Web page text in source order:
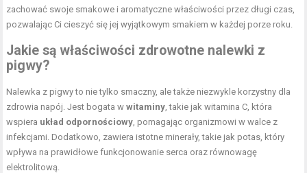
zachować swoje smakowe i aromatyczne właściwości przez długi czas,
pozwalając Ci cieszyć się jej wyjątkowym smakiem w każdej porze roku.
Jakie są właściwości zdrowotne nalewki z
pigwy?
Nalewka z pigwy to nie tylko smaczny, ale także niezwykle korzystny dla
zdrowia napój. Jest bogata wwitaminy, takie jak witamina C, która
wspiera układ odpornościowy, pomagając organizmowi w walce z
infekcjami. Dodatkowo, zawiera istotne minerały, takie jak potas, który
wpływa na prawidłowe funkcjonowanie serca oraz równowagę
elektrolitową.